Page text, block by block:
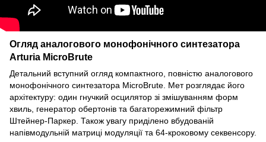
Огляд аналогового монофонічного синтезатора
Arturia MicroBrute
Детальний вступний огляд компактного, повністю аналогового
монофонічного синтезатора MicroBrute. Мет розглядає його
архітектуру: один гнучкий осцилятор зі змішуванням форм
хвиль, генератор обертонів та багаторежимний фільтр
Штейнер-Паркер. Також увагу приділено вбудованій
напівмодульній матриці модуляції та 64-кроковому секвенсору.